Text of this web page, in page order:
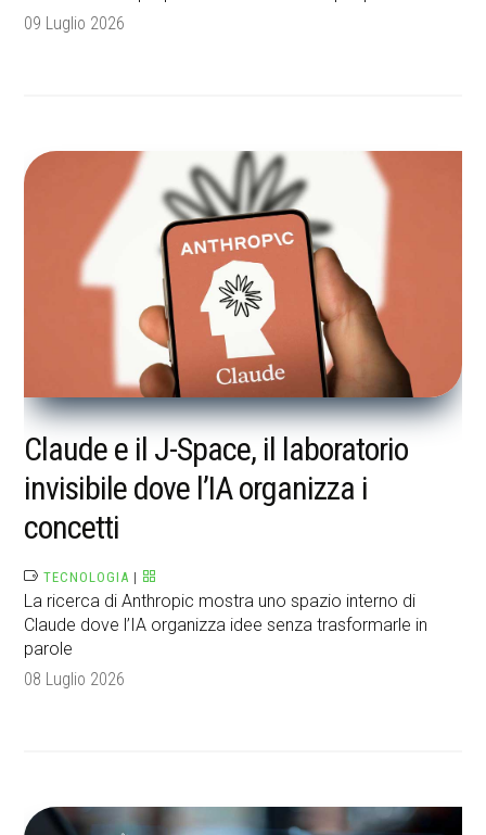
09 Luglio 2026
Claude e il J-Space, il laboratorio
invisibile dove l’IA organizza i
concetti
TECNOLOGIA |
La ricerca di Anthropic mostra uno spazio interno di
Claude dove l’IA organizza idee senza trasformarle in
parole
08 Luglio 2026